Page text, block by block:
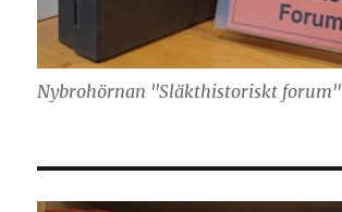
Nybrohörnan "Släkthistoriskt forum"